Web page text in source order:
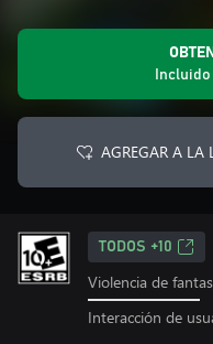
AGREGAR A LA
TODOS +10
Violencia de
Interacción de